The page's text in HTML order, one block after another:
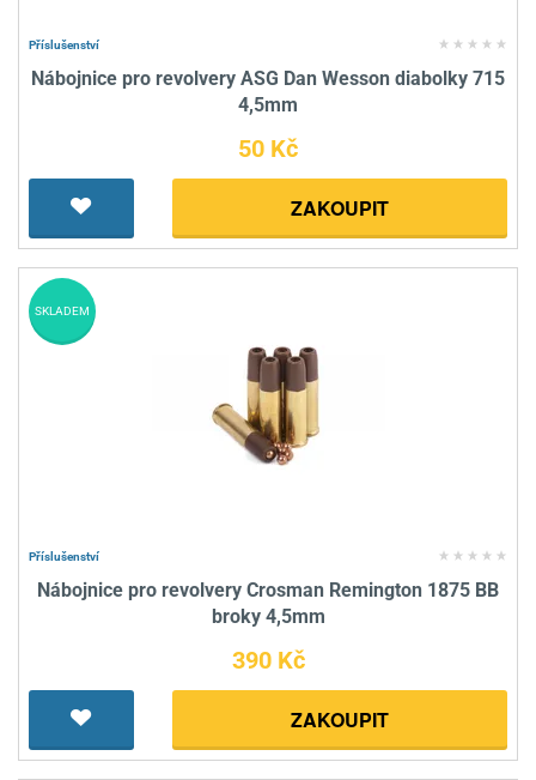
Příslušenství
Nábojnice pro revolvery ASG Dan Wesson diabolky 715
4,5mm
50 Kč
ZAKOUPIT
Příslušenství
Nábojnice pro revolvery Crosman Remington 1875 BB
broky 4,5mm
390 Kč
ZAKOUPIT
SKLADEM